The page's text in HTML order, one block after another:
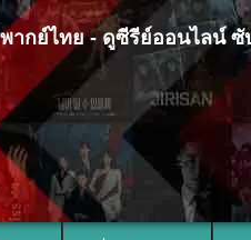
กย์ไทย - ดูซีรีย์ออนไลน์